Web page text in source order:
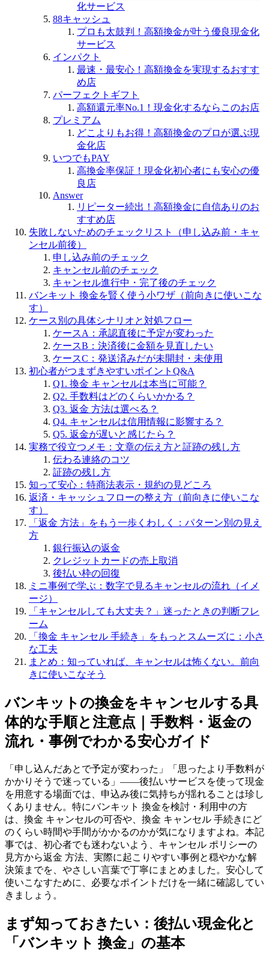
化サービス
88キャッシュ
プロも太鼓判！高額換金が叶う優良現金化
サービス
インパクト
最速・最安心！高額換金を実現するおすす
め店
パーフェクトギフト
高額還元率No.1！現金化するならこのお店
プレミアム
どこよりもお得！高額換金のプロが選ぶ現
金化店
いつでもPAY
高換金率保証！現金化初心者にも安心の優
良店
Answer
リピーター続出！高額換金に自信ありのお
すすめ店
失敗しないためのチェックリスト（申し込み前・キャ
ンセル前後）
申し込み前のチェック
キャンセル前のチェック
キャンセル進行中・完了後のチェック
バンキット 換金を賢く使う小ワザ（前向きに使いこな
す）
ケース別の具体シナリオと対処フロー
ケースA：承認直後に予定が変わった
ケースB：決済後に金額を見直したい
ケースC：発送済みだが未開封・未使用
初心者がつまずきやすいポイントQ&A
Q1. 換金 キャンセルは本当に可能？
Q2. 手数料はどのくらいかかる？
Q3. 返金 方法は選べる？
Q4. キャンセルは信用情報に影響する？
Q5. 返金が遅いと感じたら？
実務で役立つメモ：文章の伝え方と証跡の残し方
伝わる連絡のコツ
証跡の残し方
知って安心：特商法表示・規約の見どころ
返済・キャッシュフローの整え方（前向きに使いこな
す）
「返金 方法」をもう一歩くわしく：パターン別の見え
方
銀行振込の返金
クレジットカードの売上取消
後払い枠の回復
ミニ事例で学ぶ：数字で見るキャンセルの流れ（イメ
ージ）
「キャンセルしても大丈夫？」迷ったときの判断フレ
ーム
「換金 キャンセル 手続き」をもっとスムーズに：小さ
な工夫
まとめ：知っていれば、キャンセルは怖くない。前向
きに使いこなそう
バンキットの換金をキャンセルする具
体的な手順と注意点｜手数料・返金の
流れ・事例でわかる安心ガイド
「申し込んだあとで予定が変わった」「思ったより手数料が
かかりそうで迷っている」——後払いサービスを使って現金
を用意する場面では、申込み後に気持ちが揺れることは珍し
くありません。特にバンキット 換金を検討・利用中の方
は、換金 キャンセルの可否や、換金 キャンセル 手続きにど
のくらい時間や手間がかかるのかが気になりますよね。本記
事では、初心者でも迷わないよう、キャンセル ポリシーの
見方から返金 方法、実際に起こりやすい事例と穏やかな解
決策までを、やさしい言葉で丁寧にまとめました。安心して
使いこなすために、必要なポイントだけを一緒に確認してい
きましょう。
まず知っておきたい：後払い現金化と
「バンキット 換金」の基本